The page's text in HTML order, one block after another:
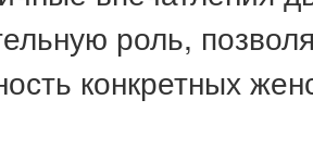
роль,
конкретных